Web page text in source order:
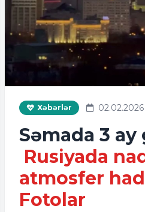
Xəbərlər 02.02.2026
Səmada 3
Rusiyada
atmosfer
Fotolar